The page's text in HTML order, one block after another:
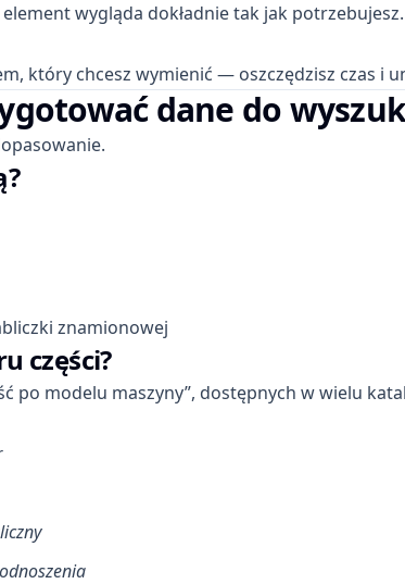
wygląda dokładnie tak jak potrzebujesz.
który chcesz wymienić — oszczędzisz czas i
dane do
znamionowej
części?
po modelu maszyny”, dostępnych w wielu